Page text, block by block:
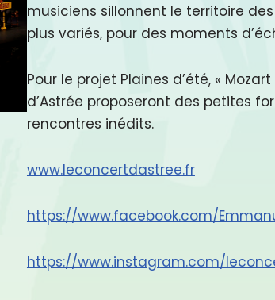
musiciens sillonnent le territoire
plus variés, pour des moments
Pour le projet Plaines d’été, «
d’Astrée proposeront des petites
rencontres inédits.
www.leconcertdastree.fr
https://www.facebook.com/
https://www.instagram.com/